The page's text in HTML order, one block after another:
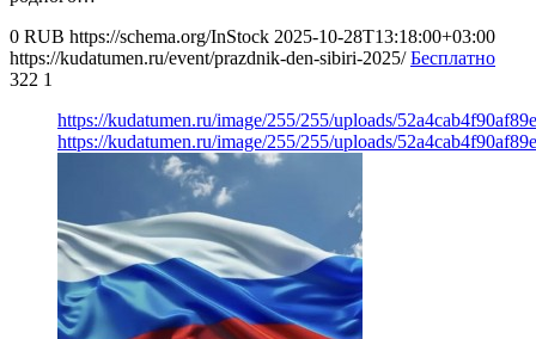
0 RUB https://schema.org/InStock 2025-10-28T13:18:00+03:00
https://kudatumen.ru/event/prazdnik-den-sibiri-2025/ Бесплатно
322 1
https://kudatumen.ru/image/255/255/uploads/
https://kudatumen.ru/image/255/255/uploads/